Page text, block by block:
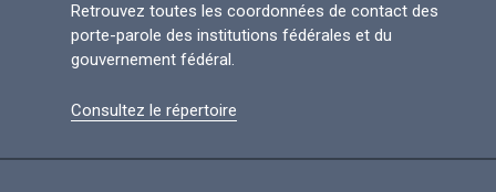
Retrouvez toutes les coordonnées de contact des
porte-parole des institutions fédérales et du
gouvernement fédéral.
Consultez le répertoire